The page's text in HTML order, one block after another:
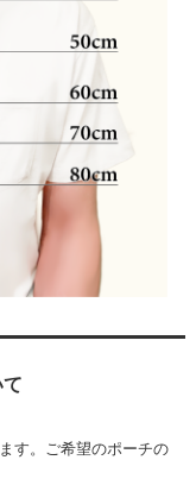
す。ご希望のポーチの